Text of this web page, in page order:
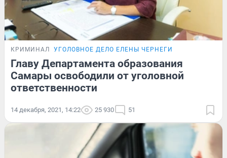
КРИМИНАЛ УГОЛОВНОЕ ДЕЛО ЕЛЕНЫ ЧЕРНЕГИ
Главу Департамента образования
Самары освободили от уголовной
ответственности
14 декабря, 2021, 14:22 25 930 51